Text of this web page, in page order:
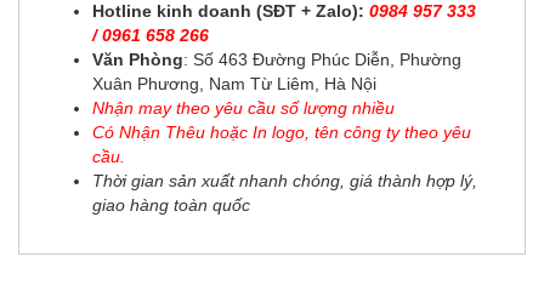
Hotline kinh doanh (SĐT + Zalo): 0984 957 333
/ 0961 658 266
Văn Phòng: Số 463 Đường Phúc Diễn, Phường
Xuân Phương, Nam Từ Liêm, Hà Nội
Nhận may theo yêu cầu số lượng nhiều
Có Nhận Thêu hoặc In logo, tên công ty theo yêu
cầu.
Thời gian sản xuất nhanh chóng, giá thành hợp lý,
giao hàng toàn quốc